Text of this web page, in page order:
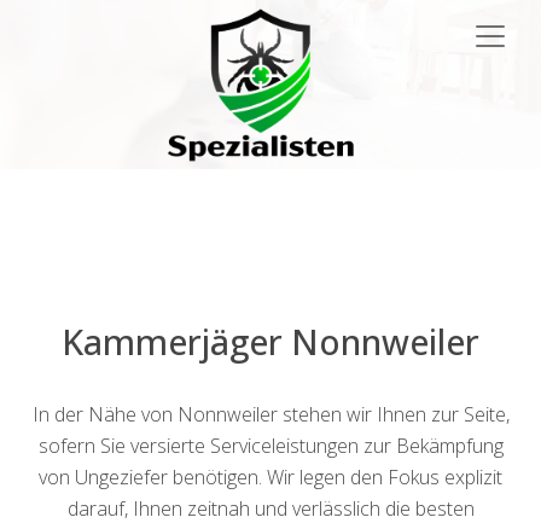
Kammerjäger Nonnweiler
In der Nähe von Nonnweiler stehen wir Ihnen zur Seite,
sofern Sie versierte Serviceleistungen zur Bekämpfung
von Ungeziefer benötigen. Wir legen den Fokus explizit
darauf, Ihnen zeitnah und verlässlich die besten